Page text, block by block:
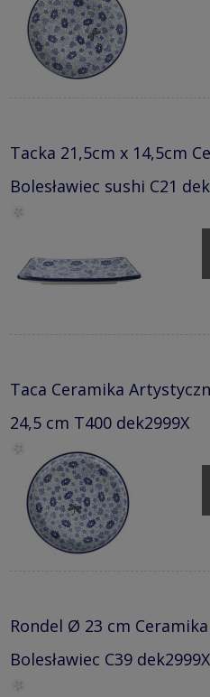
Tacka 21,5cm x 14,5cm
Bolesławiec sushi C21
Taca Ceramika
24,5 cm T400 dek2999X
Rondel Ø 23 cm
Bolesławiec C39 dek2999X